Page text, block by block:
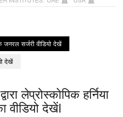
जनरल सर्जरी वीडियो देखें
देखें
लेप्रोस्कोपिक हर्निया
वीडियो देखेंl